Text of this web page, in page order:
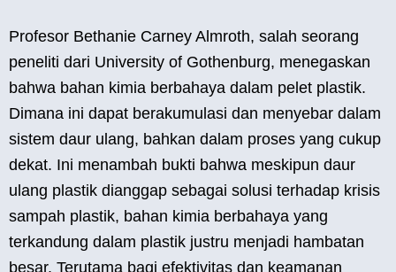
Profesor Bethanie Carney Almroth, salah seorang
peneliti dari University of Gothenburg, menegaskan
bahwa bahan kimia berbahaya dalam pelet plastik.
Dimana ini dapat berakumulasi dan menyebar dalam
sistem daur ulang, bahkan dalam proses yang cukup
dekat. Ini menambah bukti bahwa meskipun daur
ulang plastik dianggap sebagai solusi terhadap krisis
sampah plastik, bahan kimia berbahaya yang
terkandung dalam plastik justru menjadi hambatan
besar. Terutama bagi efektivitas dan keamanan